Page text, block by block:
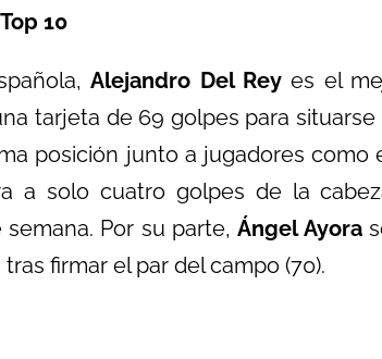
10
Alejandro Del Reyes el
tarjeta de 69 golpes para
posición junto a jugadores como
a solo cuatro golpes de la
Por su parte,Ángel Ayora
firmar el par del campo (70).